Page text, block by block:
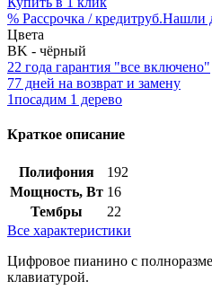
% Рассрочка / кредитруб.Нашли
Цвета
BK - чёрный
22 года гарантия "все включено"
77 дней на возврат и замену
1посадим 1 дерево
Краткое описание
Полифония
192
Мощность, Вт 16
Тембры
22
Все характеристики
Цифровое пианино с
клавиатурой.